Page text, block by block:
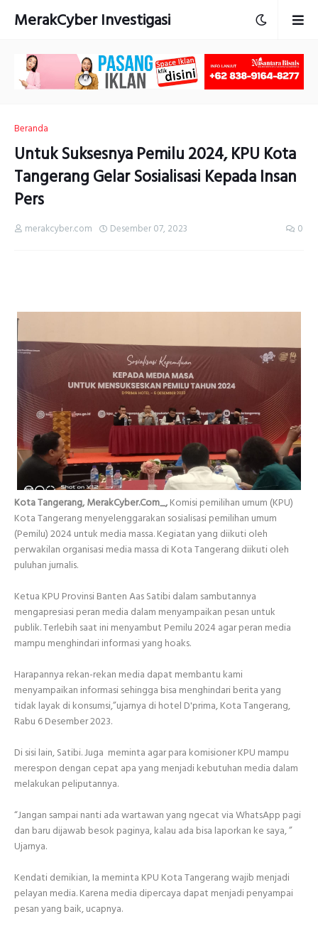
MerakCyber Investigasi
Beranda
Untuk Suksesnya Pemilu 2024, KPU Kota
Tangerang Gelar Sosialisasi Kepada Insan
Pers
merakcyber.com Desember 07, 2023 0
Kota Tangerang, MerakCyber.Com_,Komisi pemilihan umum (KPU)
Kota Tangerang menyelenggarakan sosialisasi pemilihan umum
(Pemilu) 2024 untuk media massa. Kegiatan yang diikuti oleh
perwakilan organisasi media massa di Kota Tangerang diikuti oleh
puluhan jurnalis.
Ketua KPU Provinsi Banten Aas Satibi dalam sambutannya
mengapresiasi peran media dalam menyampaikan pesan untuk
publik. Terlebih saat ini menyambut Pemilu 2024 agar peran media
mampu menghindari informasi yang hoaks.
Harapannya rekan-rekan media dapat membantu kami
menyampaikan informasi sehingga bisa menghindari berita yang
tidak layak di konsumsi,”ujarnya di hotel D'prima, Kota Tangerang,
Rabu 6 Desember 2023.
Di sisi lain, Satibi. Juga meminta agar para komisioner KPU mampu
merespon dengan cepat apa yang menjadi kebutuhan media dalam
melakukan peliputannya.
“Jangan sampai nanti ada wartawan yang ngecat via WhatsApp pagi
dan baru dijawab besok paginya, kalau ada bisa laporkan ke saya, ”
Ujarnya.
Kendati demikian, Ia meminta KPU Kota Tangerang wajib menjadi
pelayan media. Karena media dipercaya dapat menjadi penyampai
pesan yang baik, ucapnya.